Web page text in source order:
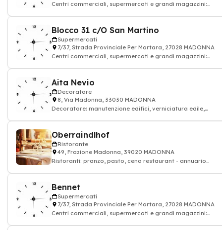
Centri commerciali, supermercati e grandi magazzini:
Blocco 31 c/O San Martino
Supermercati
7/37, Strada Provinciale Per Mortara, 27028 MADONNA
Centri commerciali, supermercati e grandi magazzini:
Aita Nevio
Decoratore
8, Via Madonna, 33030 MADONNA
Decoratore: manutenzione edifici, verniciatura edile,
Oberraindlhof
Ristorante
49, Frazione Madonna, 39020 MADONNA
Ristoranti: pranzo, pasto, cena restaurant - annuario
Bennet
Supermercati
7/37, Strada Provinciale Per Mortara, 27028 MADONNA
Centri commerciali, supermercati e grandi magazzini: